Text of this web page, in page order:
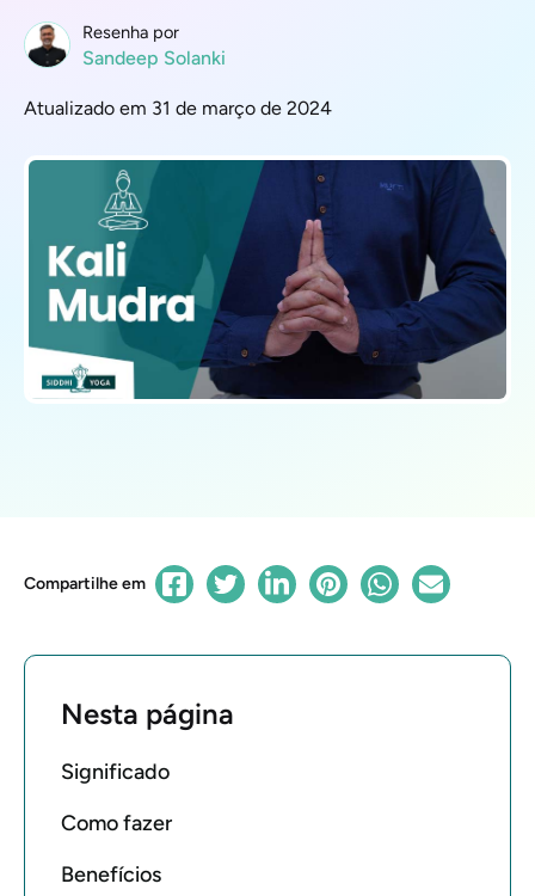
Resenha por
Sandeep Solanki
Atualizado em 31 de março de 2024
Compartilhe em
Nesta página
Significado
Como fazer
Benefícios